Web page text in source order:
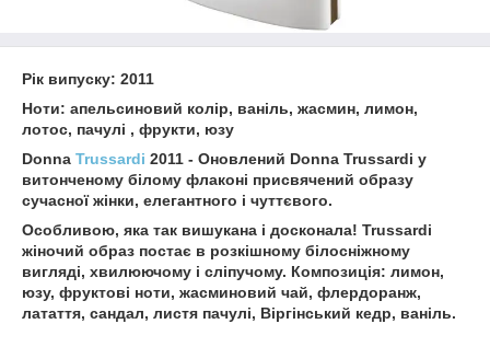
Рік випуску: 2011
Ноти: апельсиновий колір, ваніль, жасмин, лимон,
лотос, пачулі , фрукти, юзу
Donna Trussardi 2011 - Оновлений Donna Trussardi у
витонченому білому флаконі присвячений образу
сучасної жінки, елегантного і чуттєвого.
Особливою, яка так вишукана і досконала! Trussardi
жіночий образ постає в розкішному білосніжному
вигляді, хвилюючому і сліпучому. Композиція: лимон,
юзу, фруктові ноти, жасминовий чай, флердоранж,
латаття, сандал, листя пачулі, Віргінський кедр, ваніль.